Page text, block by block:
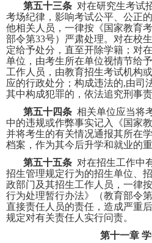
第五十三条 对在研究生考试
考场纪律，影响考试公平、公正
他相关人员，一律按《国家教育
部令第33号）严肃处理。对在校
定给予处分，直至开除学籍；对
单位，由考生所在单位视情节给
工作人员，由教育招生考试机构
应的行政处分；构成违法的,由司
其中构成犯罪的，依法追究刑事责
第五十四条 相关单位应当将
中的违规或作弊事实记入《国家
并将考生的有关情况通报其所在
档案，作为其今后升学和就业的重
第五十五条 对在招生工作中
招生管理规定行为的招生单位、
政部门及其招生工作人员，一律
行为处理暂行办法》（教育部令第
直接责任人员的责任，造成严重
规定对有关责任人实行问责。
第十一章